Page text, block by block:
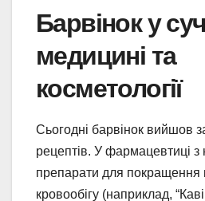
Барвінок у
медицині та
косметології
Сьогодні барвінок вийшов
рецептів. У фармацевтиці
препарати для покращення
кровообігу (наприклад,